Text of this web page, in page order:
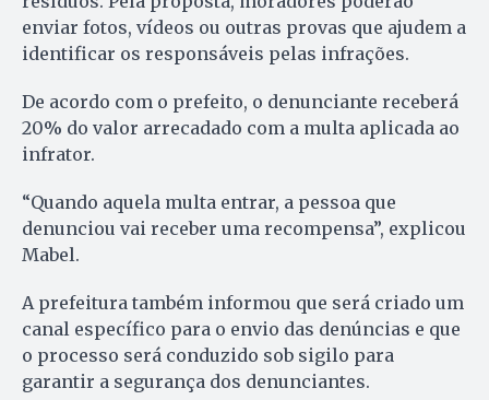
enviar fotos, vídeos ou outras provas que ajudem a
identificar os responsáveis pelas infrações.
De acordo com o prefeito, o denunciante receberá
20% do valor arrecadado com a multa aplicada ao
infrator.
“Quando aquela multa entrar, a pessoa que
denunciou vai receber uma recompensa”, explicou
Mabel.
A prefeitura também informou que será criado um
canal específico para o envio das denúncias e que
o processo será conduzido sob sigilo para
garantir a segurança dos denunciantes.